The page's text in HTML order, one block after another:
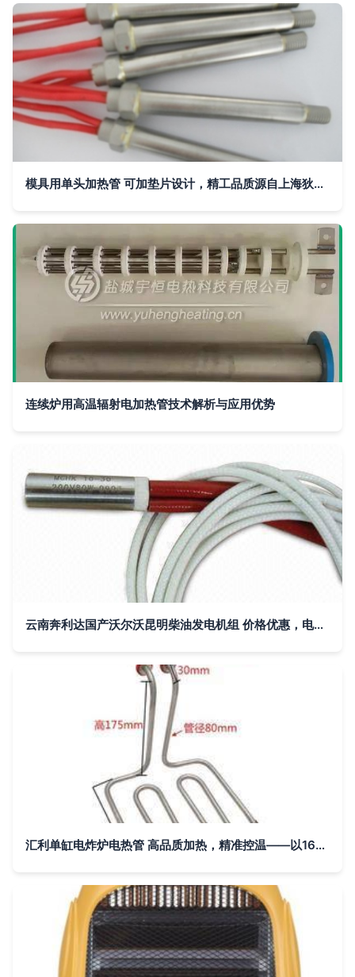
模具用单头加热管 可加垫片设计，精工品质源自上海狄热电器
连续炉用高温辐射电加热管技术解析与应用优势
云南奔利达国产沃尔沃昆明柴油发电机组 价格优惠，电工电气采购首选
汇利单缸电炸炉电热管 高品质加热，精准控温——以1686组为例解析效果突破